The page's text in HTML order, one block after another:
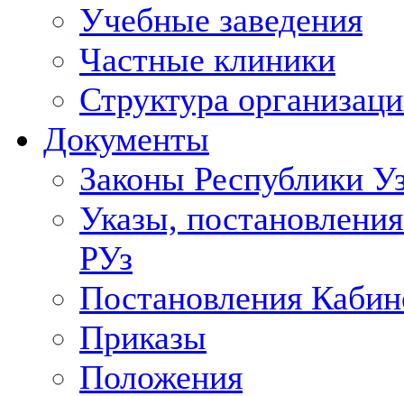
Учебные заведения
Частные клиники
Структура
Документы
Законы Республики
Указы,
РУз
Постановления
Приказы
Положения